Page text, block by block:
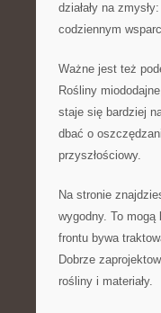
działały na
codziennym
Ważne jest też
Rośliny
staje się bardziej
dbać o
przyszłościowy.
Na stronie
wygodny. To
frontu bywa
Dobrze
rośliny i materiały.